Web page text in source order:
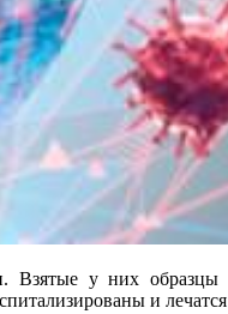
у них образцы
и